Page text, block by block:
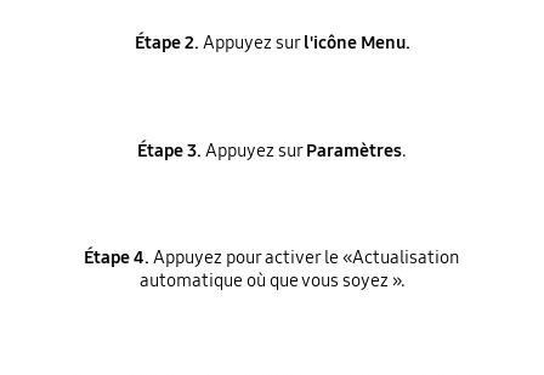
Étape 2. Appuyez surl'icône Menu.
Étape 3. Appuyez surParamètres.
Étape 4. Appuyez pour activer le «Actualisation
automatique où que vous soyez ».